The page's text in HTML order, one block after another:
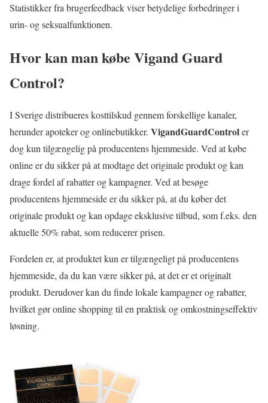
Statistikker fra brugerfeedback viser betydelige forbedringer i
urin- og seksualfunktionen.
Hvor kan man købe Vigand Guard
Control?
I Sverige distribueres kosttilskud gennem forskellige kanaler,
herunder apoteker og onlinebutikker. VigandGuardControler
dog kun tilgængelig på producentens hjemmeside. Ved at købe
online er du sikker på at modtage det originale produkt og kan
drage fordel af rabatter og kampagner. Ved at besøge
producentens hjemmeside er du sikker på, at du køber det
originale produkt og kan opdage eksklusive tilbud, som f.eks. den
aktuelle 50% rabat, som reducerer prisen.
Fordelen er, at produktet kun er tilgængeligt på producentens
hjemmeside, da du kan være sikker på, at det er et originalt
produkt. Derudover kan du finde lokale kampagner og rabatter,
hvilket gør online shopping til en praktisk og omkostningseffektiv
løsning.